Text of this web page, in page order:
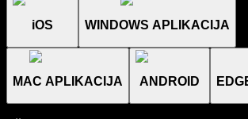
iOS WINDOWS APLIKACIJA
MAC APLIKACIJA ANDROID